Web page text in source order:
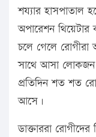
শয্যার হাসপাতাল
অপারেশন থিয়েটার
চলে গেলে
সাথে আসা
প্রতিদিন শত শত
আসে।
ডাক্তাররা